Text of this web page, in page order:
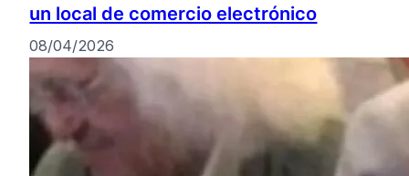
un local de comercio electrónico
08/04/2026